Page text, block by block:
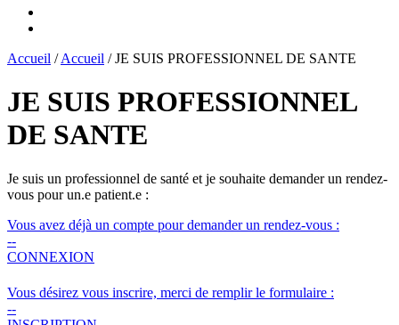
Accueil /Accueil /JE SUIS PROFESSIONNEL DE SANTE
JE SUIS PROFESSIONNEL
DE SANTE
Je suis un professionnel de santé et je souhaite demander un rendez-
vous pour un.e patient.e :
Vous avez déjà un compte pour demander un rendez-vous :
--
CONNEXION
Vous désirez vous inscrire, merci de remplir le formulaire :
--